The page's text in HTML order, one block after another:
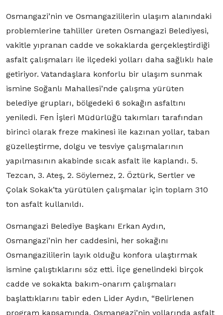
Osmangazi’nin ve Osmangazililerin ulaşım alanındaki
problemlerine tahliller üreten Osmangazi Belediyesi,
vakitle yıpranan cadde ve sokaklarda gerçekleştirdiği
asfalt çalışmaları ile ilçedeki yolları daha sağlıklı hale
getiriyor. Vatandaşlara konforlu bir ulaşım sunmak
ismine Soğanlı Mahallesi’nde çalışma yürüten
belediye grupları, bölgedeki 6 sokağın asfaltını
yeniledi. Fen İşleri Müdürlüğü takımları tarafından
birinci olarak freze makinesi ile kazınan yollar, taban
güzelleştirme, dolgu ve tesviye çalışmalarının
yapılmasının akabinde sıcak asfalt ile kaplandı. 5.
Tezcan, 3. Ateş, 2. Söylemez, 2. Öztürk, Sertler ve
Çolak Sokak’ta yürütülen çalışmalar için toplam 310
ton asfalt kullanıldı.
Osmangazi Belediye Başkanı Erkan Aydın,
Osmangazi’nin her caddesini, her sokağını
Osmangazililerin layık olduğu konfora ulaştırmak
ismine çalıştıklarını söz etti. İlçe genelindeki birçok
cadde ve sokakta bakım-onarım çalışmaları
başlattıklarını tabir eden Lider Aydın, “Belirlenen
program kapsamında, Osmangazi’nin yollarında asfalt